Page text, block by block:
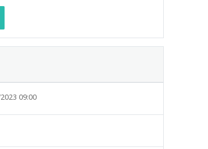
09:00